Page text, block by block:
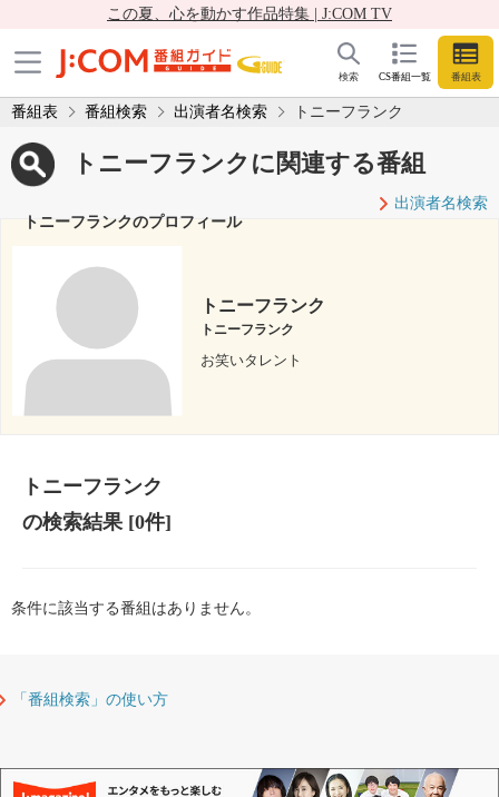
この夏、心を動かす作品特集 | J:COM TV
CS番組一覧 番組表
検索
番組表 番組検索 出演者名検索 トニーフランク
トニーフランクに関連する番組
出演者名検索
トニーフランクのプロフィール
トニーフランク
トニーフランク
お笑いタレント
トニーフランク
の検索結果[0件]
条件に該当する番組はありません。
「番組検索」の使い方